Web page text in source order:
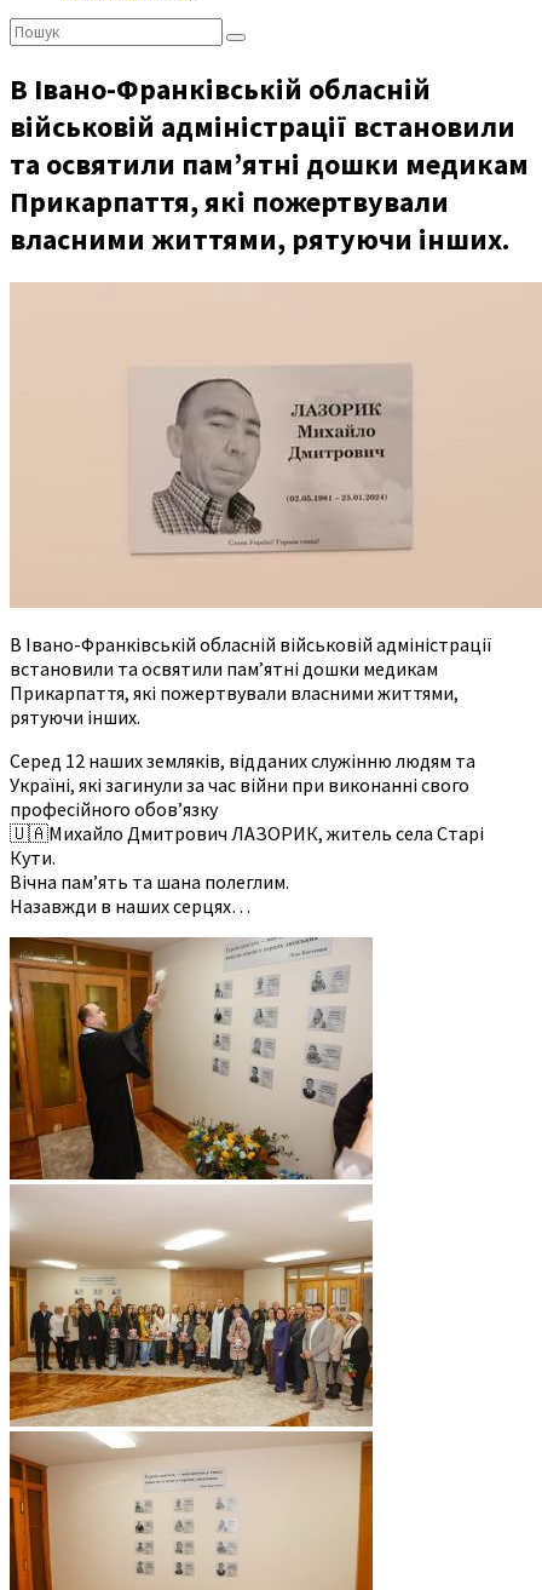
Пошук:
В Івано-Франківській обласній
військовій адміністрації встановили
та освятили пам’ятні дошки медикам
Прикарпаття, які пожертвували
власними життями, рятуючи інших.
В Івано-Франківській обласній військовій адміністрації
встановили та освятили пам’ятні дошки медикам
Прикарпаття, які пожертвували власними життями,
рятуючи інших.
Серед 12 наших земляків, відданих служінню людям та
Україні, які загинули за час війни при виконанні свого
професійного обов’язку
🇺🇦Михайло Дмитрович ЛАЗОРИК, житель села Старі
Кути.
Вічна пам’ять та шана полеглим.
Назавжди в наших серцях…